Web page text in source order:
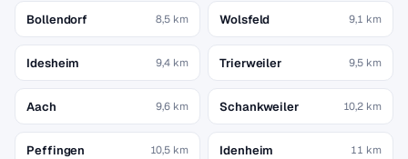
Bollendorf 8,5 km Wolsfeld 9,1 km
Idesheim 9,4 km Trierweiler 9,5 km
Aach 9,6 km Schankweiler 10,2 km
Peffingen 10,5 km Idenheim 11 km